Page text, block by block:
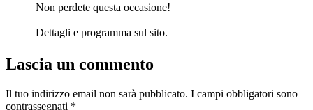
Non perdete questa occasione!
Dettagli e programma sul sito.
Lascia un commento
Il tuo indirizzo email non sarà pubblicato. I campi obbligatori sono
contrassegnati *